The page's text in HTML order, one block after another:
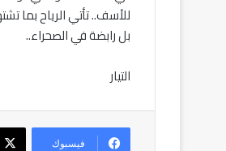
للأسف.. تأتي الرياح بما
بل رابضة في الصحراء..
التيار
فيسبوك